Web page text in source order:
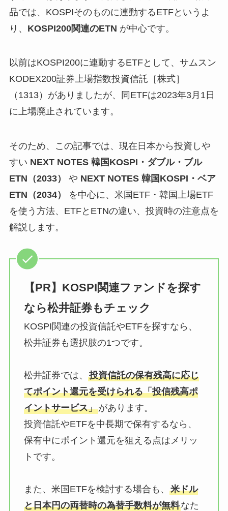
品では、KOSPIそのものに連動するETFというよ
り、 KOSPI200関連のETN が中心です。
以前はKOSPI200に連動するETFとして、サムスン
KODEX200証券上場指数投資信託［株式］
（1313）がありましたが、同ETFは2023年3月1日
に上場廃止されています。
そのため、この記事では、現在日本から投資しや
すい NEXT NOTES 韓国KOSPI・ダブル・ブル
ETN（2033）
や NEXT NOTES 韓国KOSPI・ベア
ETN（2034）
を中心に、米国ETF・韓国上場ETF
を使う方法、ETFとETNの違い、投資時の注意点を
解説します。
【PR】KOSPI関連ファンドを探す
なら松井証券もチェック
KOSPI関連の投資信託やETFを探すなら、
松井証券も選択肢の1つです。
松井証券では、 投資信託の保有残高に応じ
てポイント還元を受けられる「投信残高ポ
イントサービス」があります。
投資信託やETFを中長期で保有するなら、
保有中にポイント還元を狙える点はメリッ
トです。
また、米国ETFを検討する場合も、 米ドル
と日本円の両替時の為替手数料が無料なた